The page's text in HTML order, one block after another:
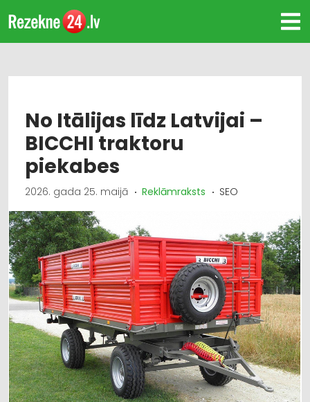
No Itālijas līdz Latvijai –
BICCHI traktoru
piekabes
2026. gada 25. maijā Reklāmraksts SEO